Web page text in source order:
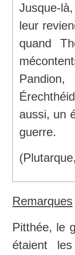
Jusque-
leur
quand
aussi, un
guerre.
(Plutarque,
Remarques
Pitthée, le
étaient